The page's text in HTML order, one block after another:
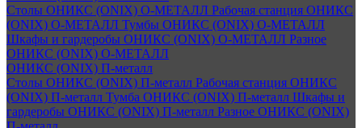
Столы ОНИКС (ONIX) O-МЕТАЛЛ Рабочая станция ОНИКС
(ONIX) O-МЕТАЛЛ Тумбы ОНИКС (ONIX) O-МЕТАЛЛ
Шкафы и гардеробы ОНИКС (ONIX) O-МЕТАЛЛ Разное
ОНИКС (ONIX) O-МЕТАЛЛ
ОНИКС (ONIX) П-металл
Столы ОНИКС (ONIX) П-металл Рабочая станция ОНИКС
(ONIX) П-металл Тумба ОНИКС (ONIX) П-металл Шкафы и
гардеробы ОНИКС (ONIX) П-металл Разное ОНИКС (ONIX)